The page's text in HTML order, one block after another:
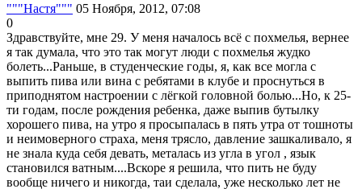
"""Настя""" 05 Ноября, 2012, 07:08
0
Здравствуйте, мне 29. У меня началось всё с похмелья, вернее
я так думала, что это так могут люди с похмелья жудко
болеть...Раньше, в студенческие годы, я, как все могла с
выпить пива или вина с ребятами в клубе и проснуться в
приподнятом настроении с лёгкой головной болью...Но, к 25-
ти годам, после рождения ребенка, даже выпив бутылку
хорошего пива, на утро я просыпалась в пять утра от тошноты
и неимоверного страха, меня трясло, давление зашкаливало, я
не знала куда себя девать, металась из угла в угол , язык
становился ватным....Вскоре я решила, что пить не буду
вообще ничего и никогда, таи сделала, уже несколько лет не